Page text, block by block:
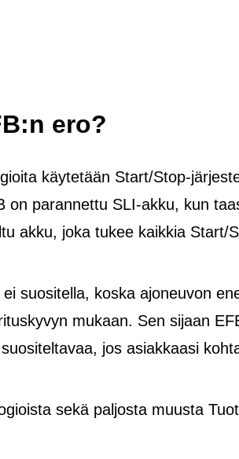
ero?
käytetään Start/Stop-
on parannettu SLI-akku, kun
akku, joka tukee kaikkia Start/
suositella, koska ajoneuvon
mukaan. Sen sijaan
jos asiakkaasi
sekä paljosta muusta